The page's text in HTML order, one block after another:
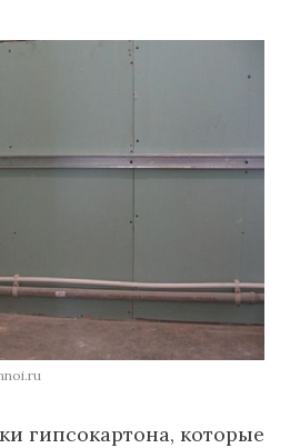
гипсокартона, которые